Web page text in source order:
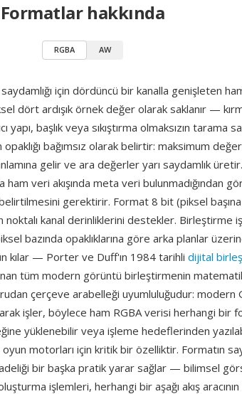
Formatlar hakkında
RGBA AW
için dördüncü bir kanalla genişleten
dört ardışık örnek değer olarak saklanır —
başlık veya sıkıştırma olmaksızın tarama
opaklığı bağımsız olarak belirtir: maksimum
gelir ve ara değerler yarı saydamlık üretir.
ham veri akışında meta veri bulunmadığından
gerektirir. Format 8 bit (piksel
kanal derinliklerini destekler. Birleştirme iş
bazında opaklıklarına göre arka planlar üzerine
kılar — Porter ve Duff'ın 1984 tarihli dijital
tüm modern görüntü birleştirmenin
çerçeve arabelleği uyumluluğudur: modern
işler, böylece ham RGBA verisi herhangi bir
yüklenebilir veya işleme hedeflerinden
oyun motorları için kritik bir özelliktir. Formatın
bir başka pratik yarar sağlar — bilimsel
işlemleri, herhangi bir aşağı akış